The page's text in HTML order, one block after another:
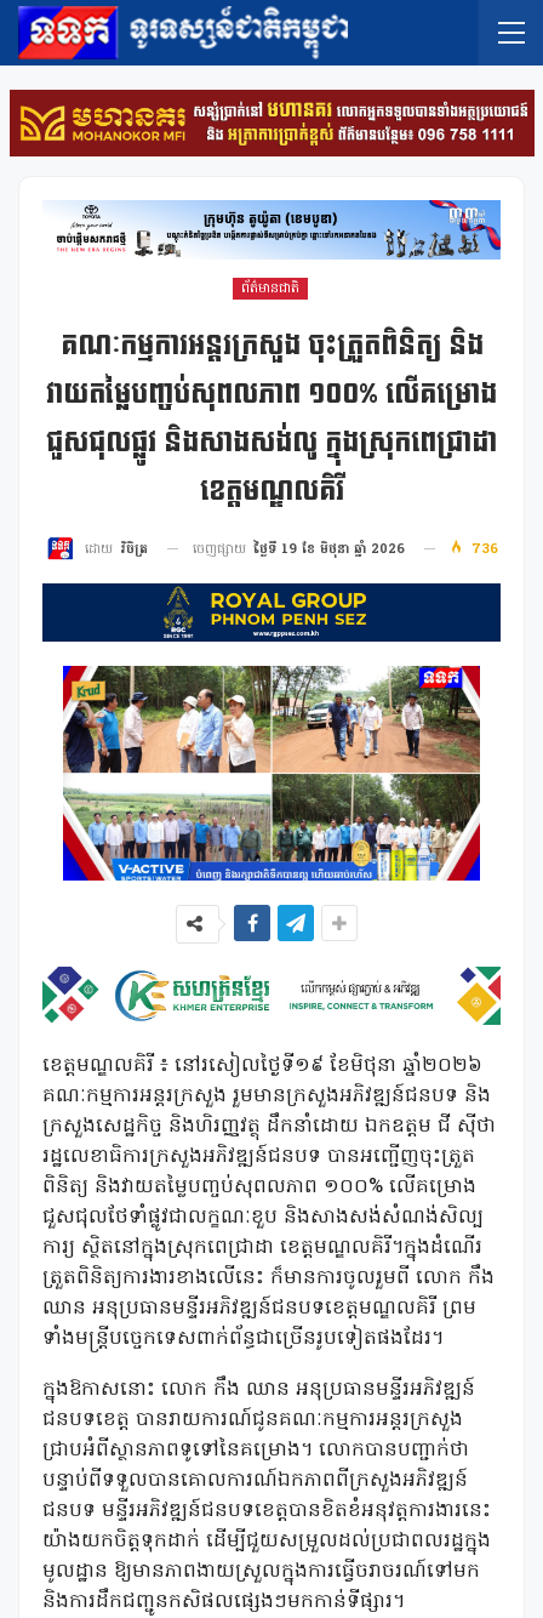
ព័ត៌មានជាតិ
គណៈកម្មការអន្តរក្រសួង ចុះត្រួតពិនិត្យ និង
វាយតម្លៃបញ្ចប់សុពលភាព ១០០% លើគម្រោង
ជួសជុលផ្លូវ និងសាងសង់លូ ក្នុងស្រុកពេជ្រាដា
ខេត្តមណ្ឌលគិរី
ដោយ វិចិត្រ ចេញផ្សាយ ថ្ងៃទី 19 ខែ មិថុនា ឆ្នាំ 2026 736
ខេត្តមណ្ឌលគិរី ៖ នៅរសៀលថ្ងៃទី១៩ ខែមិថុនា ឆ្នាំ២០២៦
គណៈកម្មការអន្តរក្រសួង រួមមានក្រសួងអភិវឌ្ឍន៍ជនបទ និង
ក្រសួងសេដ្ឋកិច្ច និងហិរញ្ញវត្ថុ ដឹកនាំដោយ ឯកឧត្តម ជី ស៊ីថា
រដ្ឋលេខាធិការក្រសួងអភិវឌ្ឍន៍ជនបទ បានអញ្ជើញចុះត្រួត
ពិនិត្យ និងវាយតម្លៃបញ្ចប់សុពលភាព ១០០% លើគម្រោង
ជួសជុលថែទាំផ្លូវជាលក្ខណៈខួប និងសាងសង់សំណង់សិល្ប
ការ្យ ស្ថិតនៅក្នុងស្រុកពេជ្រាដា ខេត្តមណ្ឌលគិរី។ក្នុងដំណើរ
ត្រួតពិនិត្យការងារខាងលើនេះ ក៏មានការចូលរួមពី លោក កឹង
ឈាន អនុប្រធានមន្ទីរអភិវឌ្ឍន៍ជនបទខេត្តមណ្ឌលគិរី ព្រម
ទាំងមន្ត្រីបច្ចេកទេសពាក់ព័ន្ធជាច្រើនរូបទៀតផងដែរ។
ក្នុងឱកាសនោះ លោក កឹង ឈាន អនុប្រធានមន្ទីរអភិវឌ្ឍន៍
ជនបទខេត្ត បានរាយការណ៍ជូនគណៈកម្មការអន្តរក្រសួង
ជ្រាបអំពីស្ថានភាពទូទៅនៃគម្រោង។ លោកបានបញ្ជាក់ថា
បន្ទាប់ពីទទួលបានគោលការណ៍ឯកភាពពីក្រសួងអភិវឌ្ឍន៍
ជនបទ មន្ទីរអភិវឌ្ឍន៍ជនបទខេត្តបានខិតខំអនុវត្តការងារនេះ
យ៉ាងយកចិត្តទុកដាក់ ដើម្បីជួយសម្រួលដល់ប្រជាពលរដ្ឋក្នុង
មូលដ្ឋាន ឱ្យមានភាពងាយស្រួលក្នុងការធ្វើចរាចរណ៍ទៅមក
និងការដឹកជញ្ជូនកសិផលផ្សេងៗមកកាន់ទីផ្សារ។